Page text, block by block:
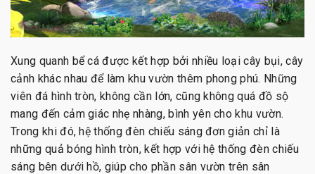
Xung quanh bể cá được kết hợp bởi nhiều loại cây bụi, cây
cảnh khác nhau để làm khu vườn thêm phong phú. Những
viên đá hình tròn, không cần lớn, cũng không quá đồ sộ
mang đến cảm giác nhẹ nhàng, bình yên cho khu vườn.
Trong khi đó, hệ thống đèn chiếu sáng đơn giản chỉ là
những quả bóng hình tròn, kết hợp với hệ thống đèn chiếu
sáng bên dưới hồ, giúp cho phần sân vườn trên sân